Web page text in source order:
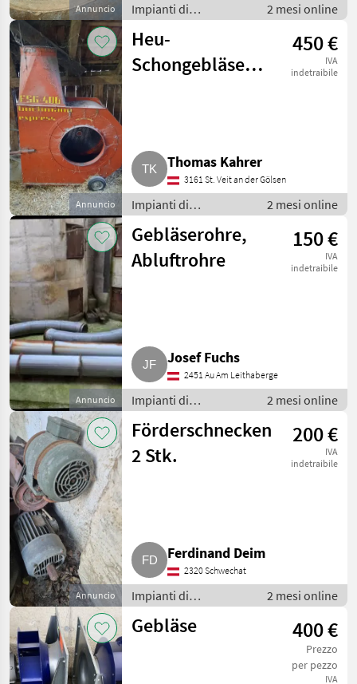
Annuncio
Impianti di
movimentazione e
trasporto / Soffiatori
2 mesi online
Annuncio
Heu-
Schongebläse
450 €
IVA
indetraibile
Thomas Kahrer
3161 St. Veit an der Gölsen
Impianti di
movimentazione e
trasporto / Soffiatori
2 mesi online
Annuncio
Gebläserohre,
Abluftrohre
150 €
IVA
indetraibile
Josef Fuchs
2451 Au Am Leithaberge
Impianti di
movimentazione e
trasporto / Soffiatori
2 mesi online
Annuncio
Förderschnecken
2 Stk.
200 €
IVA
indetraibile
Ferdinand Deim
2320 Schwechat
Impianti di
movimentazione e
trasporto / Soffiatori
2 mesi online
Gebläse 400 €
Prezzo
per pezzo
IVA